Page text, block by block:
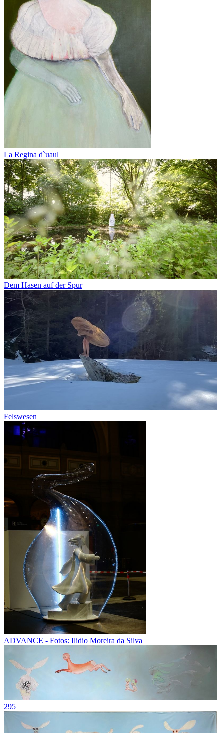
La Regina d`uaul
Dem Hasen auf der Spur
Felswesen
ADVANCE - Fotos: Ilidio Moreira da Silva
295